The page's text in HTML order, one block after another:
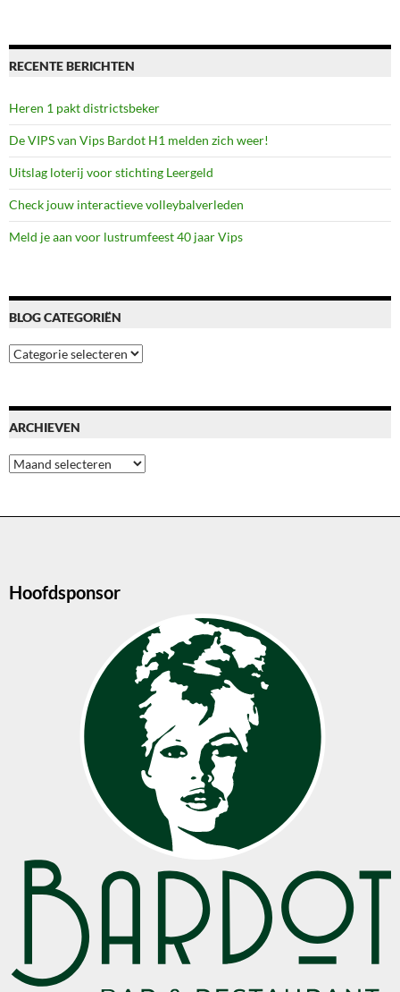
RECENTE BERICHTEN
Heren 1 pakt districtsbeker
De VIPS van Vips Bardot H1 melden zich weer!
Uitslag loterij voor stichting Leergeld
Check jouw interactieve volleybalverleden
Meld je aan voor lustrumfeest 40 jaar Vips
BLOG CATEGORIËN
Blog
categoriën
ARCHIEVEN
Archieven
Hoofdsponsor